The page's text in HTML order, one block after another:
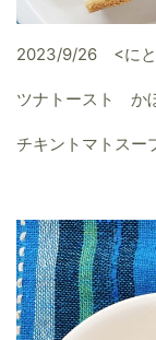
2023/9/26 <にと
ツナトースト か
チキントマトス